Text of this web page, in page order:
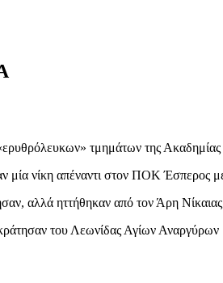
τμημάτων της
μία νίκη απέναντι στον ΠΟΚ Έσπερος
αλλά ηττήθηκαν από τον Άρη
του Λεωνίδας Αγίων Αναργύρων